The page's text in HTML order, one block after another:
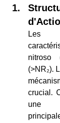
Les
nitroso
(>NR₂).
crucial.
une